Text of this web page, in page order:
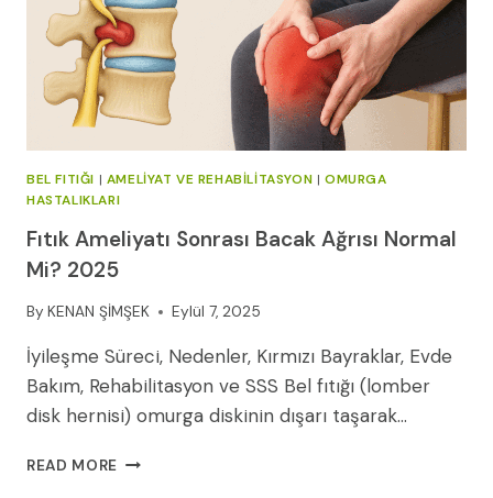
BEL FITIĞI | AMELIYAT VE REHABILITASYON |OMURGA
HASTALIKLARI
Fıtık Ameliyatı Sonrası Bacak Ağrısı Normal
Mi? 2025
By KENAN ŞİMŞEK Eylül 7, 2025
İyileşme Süreci, Nedenler, Kırmızı Bayraklar, Evde
Bakım, Rehabilitasyon ve SSS Bel fıtığı (lomber
disk hernisi) omurga diskinin dışarı taşarak…
READ MORE FITIK